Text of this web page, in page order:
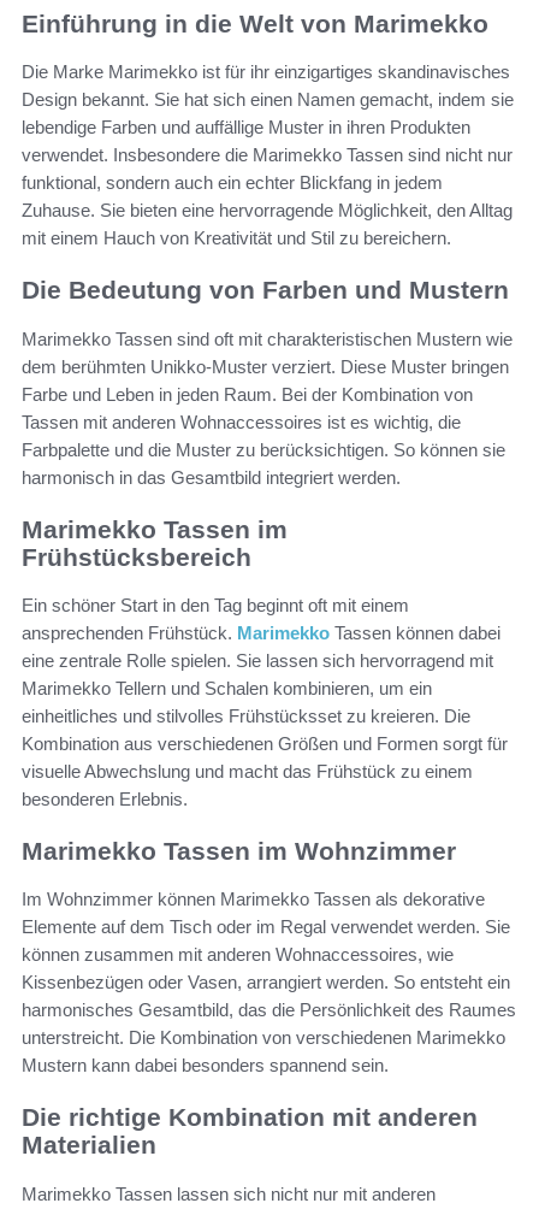
Einführung in die Welt von Marimekko
Die Marke Marimekko ist für ihr einzigartiges skandinavisches
Design bekannt. Sie hat sich einen Namen gemacht, indem sie
lebendige Farben und auffällige Muster in ihren Produkten
verwendet. Insbesondere die Marimekko Tassen sind nicht nur
funktional, sondern auch ein echter Blickfang in jedem
Zuhause. Sie bieten eine hervorragende Möglichkeit, den Alltag
mit einem Hauch von Kreativität und Stil zu bereichern.
Die Bedeutung von Farben und Mustern
Marimekko Tassen sind oft mit charakteristischen Mustern wie
dem berühmten Unikko-Muster verziert. Diese Muster bringen
Farbe und Leben in jeden Raum. Bei der Kombination von
Tassen mit anderen Wohnaccessoires ist es wichtig, die
Farbpalette und die Muster zu berücksichtigen. So können sie
harmonisch in das Gesamtbild integriert werden.
Marimekko Tassen im
Frühstücksbereich
Ein schöner Start in den Tag beginnt oft mit einem
ansprechenden Frühstück. Marimekko Tassen können dabei
eine zentrale Rolle spielen. Sie lassen sich hervorragend mit
Marimekko Tellern und Schalen kombinieren, um ein
einheitliches und stilvolles Frühstücksset zu kreieren. Die
Kombination aus verschiedenen Größen und Formen sorgt für
visuelle Abwechslung und macht das Frühstück zu einem
besonderen Erlebnis.
Marimekko Tassen im Wohnzimmer
Im Wohnzimmer können Marimekko Tassen als dekorative
Elemente auf dem Tisch oder im Regal verwendet werden. Sie
können zusammen mit anderen Wohnaccessoires, wie
Kissenbezügen oder Vasen, arrangiert werden. So entsteht ein
harmonisches Gesamtbild, das die Persönlichkeit des Raumes
unterstreicht. Die Kombination von verschiedenen Marimekko
Mustern kann dabei besonders spannend sein.
Die richtige Kombination mit anderen
Materialien
Marimekko Tassen lassen sich nicht nur mit anderen